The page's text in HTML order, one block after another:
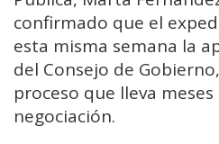
confirmado que el
esta misma semana la
del Consejo de
proceso que lleva
negociación.